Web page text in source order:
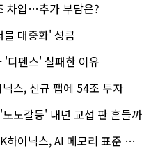
차입…추가 부담은?
대중화' 성큼
'디펜스' 실패한 이유
스, 신규 팹에 54조 투자
노갈등' 내년 교섭 판 흔들까
, AI 메모리 표준 선점 나섰다